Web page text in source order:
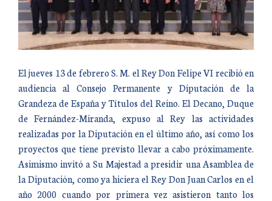
El jueves 13 de febrero S. M. el Rey Don Felipe VI recibió en
audiencia al Consejo Permanente y Diputación de la
Grandeza de España y Títulos del Reino. El Decano, Duque
de Fernández-Miranda, expuso al Rey las actividades
realizadas por la Diputación en el último año, así como los
proyectos que tiene previsto llevar a cabo próximamente.
Asimismo invitó a Su Majestad a presidir una Asamblea de
la Diputación, como ya hiciera el Rey Don Juan Carlos en el
año 2000 cuando por primera vez asistieron tanto los